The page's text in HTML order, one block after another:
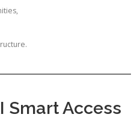
Smart Access